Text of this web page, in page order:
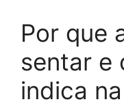
Por que
sentar e
indica